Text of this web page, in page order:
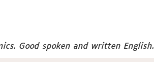
Good spoken and written English.